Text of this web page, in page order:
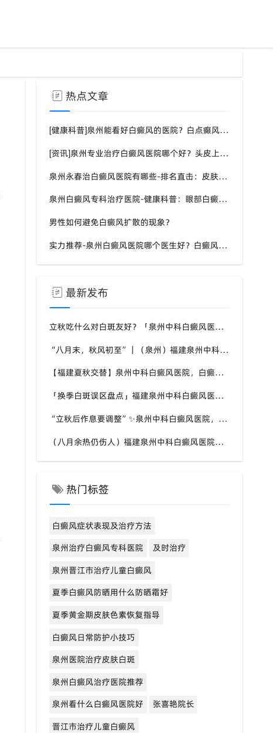
热点文章
[健康科普]泉州能看好白癜风的医院？白点癫风需要注意什么饮食？
[资讯]泉州专业治疗白癜风医院哪个好？头皮上有一块白色厚厚的头皮？
泉州永春治白癜风医院有哪些-排名直击：皮肤白斑是什么原因导致的？
泉州白癜风专科治疗医院-健康科普：眼部白癜风症状？
男性如何避免白癜风扩散的现象？
实力推荐-泉州白癜风医院哪个医生好？白癜风症状表现都有什么？
最新发布
立秋吃什么对白斑友好？「泉州中科白癜风医院」福建白癜风患者饮食不要盲目忌口
“八月末，秋风初至”｜（泉州）福建泉州中科白癜风医院，聊聊白癜风换季防护关键点
【福建夏秋交替】泉州中科白癜风医院，白癜风患者，入秋之后洗澡习惯也要多注意
「换季白斑误区盘点」福建泉州中科白癜风医院，白斑消长多变，科学对待才是正道
“立秋后作息要调整”✨泉州中科白癜风医院，白癜风患者，不良作息会影响皮肤状态
（八月余热仍伤人）福建泉州中科白癜风医院，白癜风外出，依旧要做好硬防晒措施
热门标签
白癜风症状表现及治疗方法
泉州治疗白癜风专科医院
及时治疗
泉州晋江市治疗儿童白癜风
夏季白癜风防晒用什么防晒霜好
夏季黄金期皮肤色素恢复指导
白癜风日常防护小技巧
泉州医院治疗皮肤白斑
泉州白癜风治疗医院推荐
泉州看什么白癜风医院好
张喜艳院长
晋江市治疗儿童白癜风